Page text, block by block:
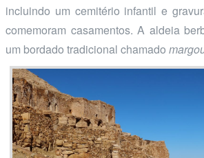
incluindo um cemitério infantil e
comemoram casamentos. A aldeia
um bordado tradicional chamado